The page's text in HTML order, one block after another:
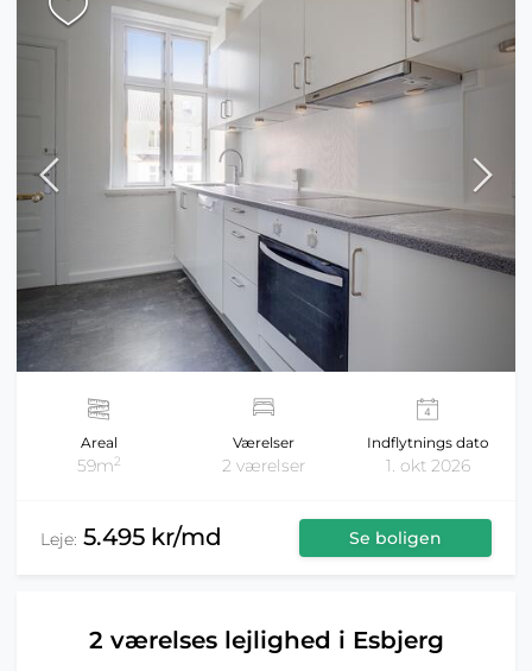
Areal
59m2
Værelser
2 værelser
Indflytnings dato
1. okt 2026
Leje: 5.495 kr/md Se boligen
2 værelses lejlighed i Esbjerg